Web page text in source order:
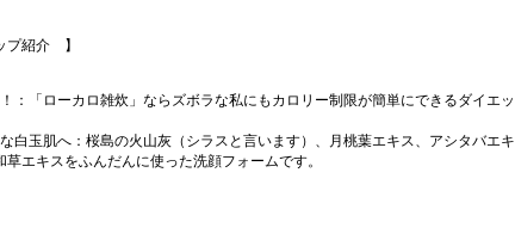
プ紹介 】
：「ローカロ雑炊」ならズボラな私にもカロリー制限が簡単にできるダイエッ
白玉肌へ ：桜島の火山灰（シラスと言います）、月桃葉エキス、アシタバエキ
エキスをふんだんに使った洗顔フォームです。